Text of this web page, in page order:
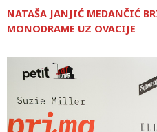
NATAŠA JANJIĆ MEDANČIĆ
MONODRAME UZ OVACIJE